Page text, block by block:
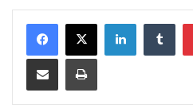
LinkedIn